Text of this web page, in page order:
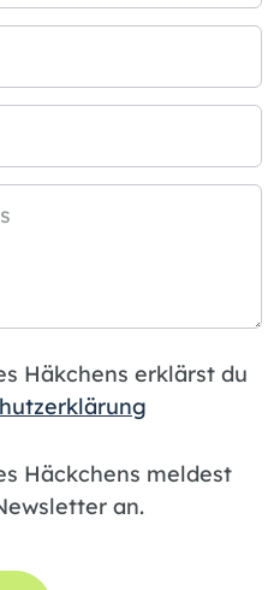
Häkchens erklärst du
Häckchens meldest
an.